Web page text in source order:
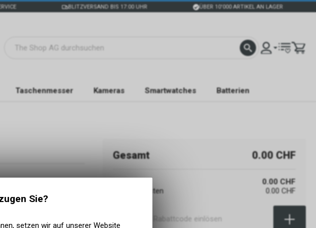
BLITZVERSAND BIS 17:00 UHR ÜBER 10'000 ARTIKEL AN LAGER
Taschenmesser Kameras Smartwatches Batterien
Gesamt 0.00 CHF
0.00 CHF
Versandkosten
0.00 CHF
Sie?
setzen wir auf unserer Website